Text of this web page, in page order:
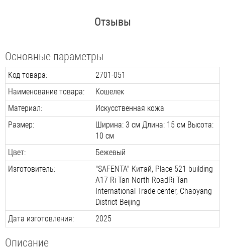
Отзывы
Основные параметры
Код товара:
2701-051
Наименование товара:
Кошелек
Материал:
Искусственная кожа
Размер:
Ширина: 3 см Длина: 15 см Высота:
10 см
Цвет:
Бежевый
Изготовитель:
"SAFENTA" Китай, Place 521 building
А17 Ri Tan North RoadRi Tan
International Trade center, Chaoyang
District Beijing
Дата изготовления:
2025
Описание